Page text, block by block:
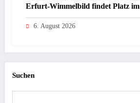
Erfurt-Wimmelbild findet Platz im
Schulgebäude
6. August 2026
Suchen